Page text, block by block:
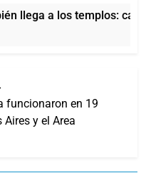
llega a los templos:
funcionaron en 19
y el Area